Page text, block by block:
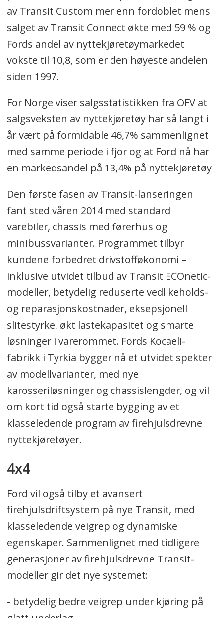
av Transit Custom mer enn fordoblet mens
salget av Transit Connect økte med 59 % og
Fords andel av nyttekjøretøymarkedet
vokste til 10,8, som er den høyeste andelen
siden 1997.
For Norge viser salgsstatistikken fra OFV at
salgsveksten av nyttekjøretøy har så langt i
år vært på formidable 46,7% sammenlignet
med samme periode i fjor og at Ford nå har
en markedsandel på 13,4% på nyttekjøretøy
Den første fasen av Transit-lanseringen
fant sted våren 2014 med standard
varebiler, chassis med førerhus og
minibussvarianter. Programmet tilbyr
kundene forbedret drivstofføkonomi –
inklusive utvidet tilbud av Transit ECOnetic-
modeller, betydelig reduserte vedlikeholds-
og reparasjonskostnader, eksepsjonell
slitestyrke, økt lastekapasitet og smarte
løsninger i varerommet. Fords Kocaeli-
fabrikk i Tyrkia bygger nå et utvidet spekter
av modellvarianter, med nye
karosseriløsninger og chassislengder, og vil
om kort tid også starte bygging av et
klasseledende program av firehjulsdrevne
nyttekjøretøyer.
4x4
Ford vil også tilby et avansert
firehjulsdriftsystem på nye Transit, med
klasseledende veigrep og dynamiske
egenskaper. Sammenlignet med tidligere
generasjoner av firehjulsdrevne Transit-
modeller gir det nye systemet:
- betydelig bedre veigrep under kjøring på